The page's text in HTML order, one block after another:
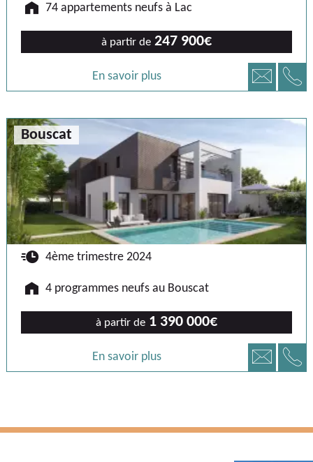
🏠 74 appartements neufs à Lac
à partir de 247 900€
En savoir plus 📧 📞
Bouscat
🕐 4ème trimestre 2024
🏠 4 programmes neufs au Bouscat
à partir de 1 390 000€
En savoir plus 📧 📞